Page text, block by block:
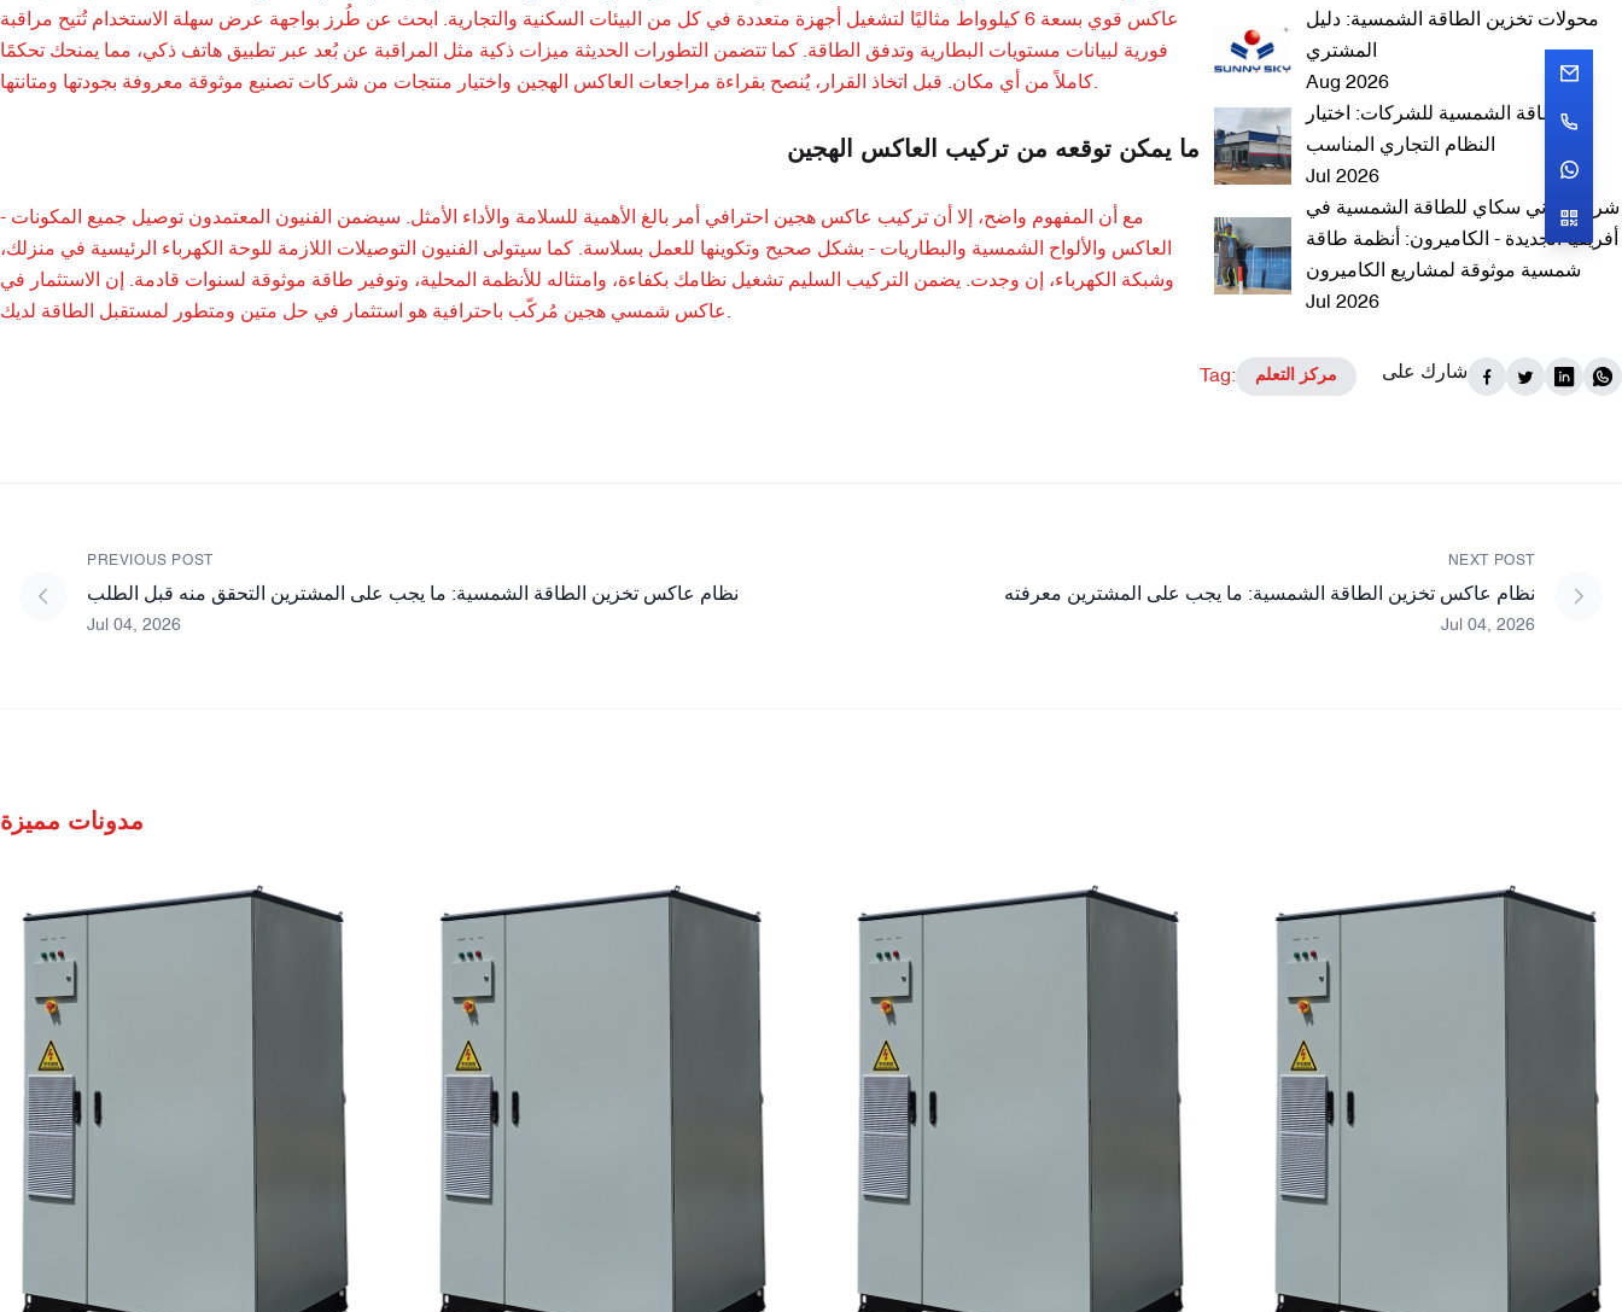
عاكس قوي بسعة 6 كيلوواط مثاليًا لتشغيل أجهزة متعددة في كل من البيئات السكنية والتجارية. ابحث عن طُرز بواجهة عرض سهلة الاستخدام تُتيح مراقبة
فورية لبيانات مستويات البطارية وتدفق الطاقة. كما تتضمن التطورات الحديثة ميزات ذكية مثل المراقبة عن بُعد عبر تطبيق هاتف ذكي، مما يمنحك تحكمًا
كاملاً من أي مكان. قبل اتخاذ القرار، يُنصح بقراءة مراجعات العاكس الهجين واختيار منتجات من شركات تصنيع موثوقة معروفة بجودتها ومتانتها.
ما يمكن توقعه من تركيب العاكس الهجين
مع أن المفهوم واضح، إلا أن تركيب عاكس هجين احترافي أمر بالغ الأهمية للسلامة والأداء الأمثل. سيضمن الفنيون المعتمدون توصيل جميع المكونات -
العاكس والألواح الشمسية والبطاريات - بشكل صحيح وتكوينها للعمل بسلاسة. كما سيتولى الفنيون التوصيلات اللازمة للوحة الكهرباء الرئيسية في منزلك،
وشبكة الكهرباء، إن وجدت. يضمن التركيب السليم تشغيل نظامك بكفاءة، وامتثاله للأنظمة المحلية، وتوفير طاقة موثوقة لسنوات قادمة. إن الاستثمار في
عاكس شمسي هجين مُركّب باحترافية هو استثمار في حل متين ومتطور لمستقبل الطاقة لديك.
محولات تخزين الطاقة الشمسية: دليل
المشتري
Aug 2026
الطاقة الشمسية للشركات: اختيار
النظام التجاري المناسب
Jul 2026
شركة ساني سكاي للطاقة الشمسية في
أفريقيا الجديدة - الكاميرون: أنظمة طاقة
شمسية موثوقة لمشاريع الكاميرون
Jul 2026
Tag: مركز التعلم شارك على
PREVIOUS POST
نظام عاكس تخزين الطاقة الشمسية: ما يجب على المشترين التحقق منه قبل الطلب
Jul 04, 2026
NEXT POST
نظام عاكس تخزين الطاقة الشمسية: ما يجب على المشترين معرفته
Jul 04, 2026
مدونات مميزة